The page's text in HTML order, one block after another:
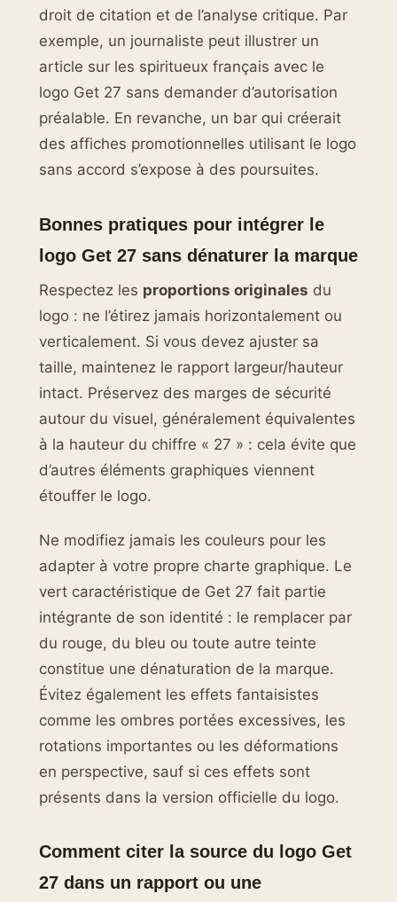
droit de citation et de l’analyse critique. Par
exemple, un journaliste peut illustrer un
article sur les spiritueux français avec le
logo Get 27 sans demander d’autorisation
préalable. En revanche, un bar qui créerait
des affiches promotionnelles utilisant le logo
sans accord s’expose à des poursuites.
Bonnes pratiques pour intégrer le
logo Get 27 sans dénaturer la marque
Respectez les proportions originales du
logo : ne l’étirez jamais horizontalement ou
verticalement. Si vous devez ajuster sa
taille, maintenez le rapport largeur/hauteur
intact. Préservez des marges de sécurité
autour du visuel, généralement équivalentes
à la hauteur du chiffre « 27 » : cela évite que
d’autres éléments graphiques viennent
étouffer le logo.
Ne modifiez jamais les couleurs pour les
adapter à votre propre charte graphique. Le
vert caractéristique de Get 27 fait partie
intégrante de son identité : le remplacer par
du rouge, du bleu ou toute autre teinte
constitue une dénaturation de la marque.
Évitez également les effets fantaisistes
comme les ombres portées excessives, les
rotations importantes ou les déformations
en perspective, sauf si ces effets sont
présents dans la version officielle du logo.
Comment citer la source du logo Get
27 dans un rapport ou une